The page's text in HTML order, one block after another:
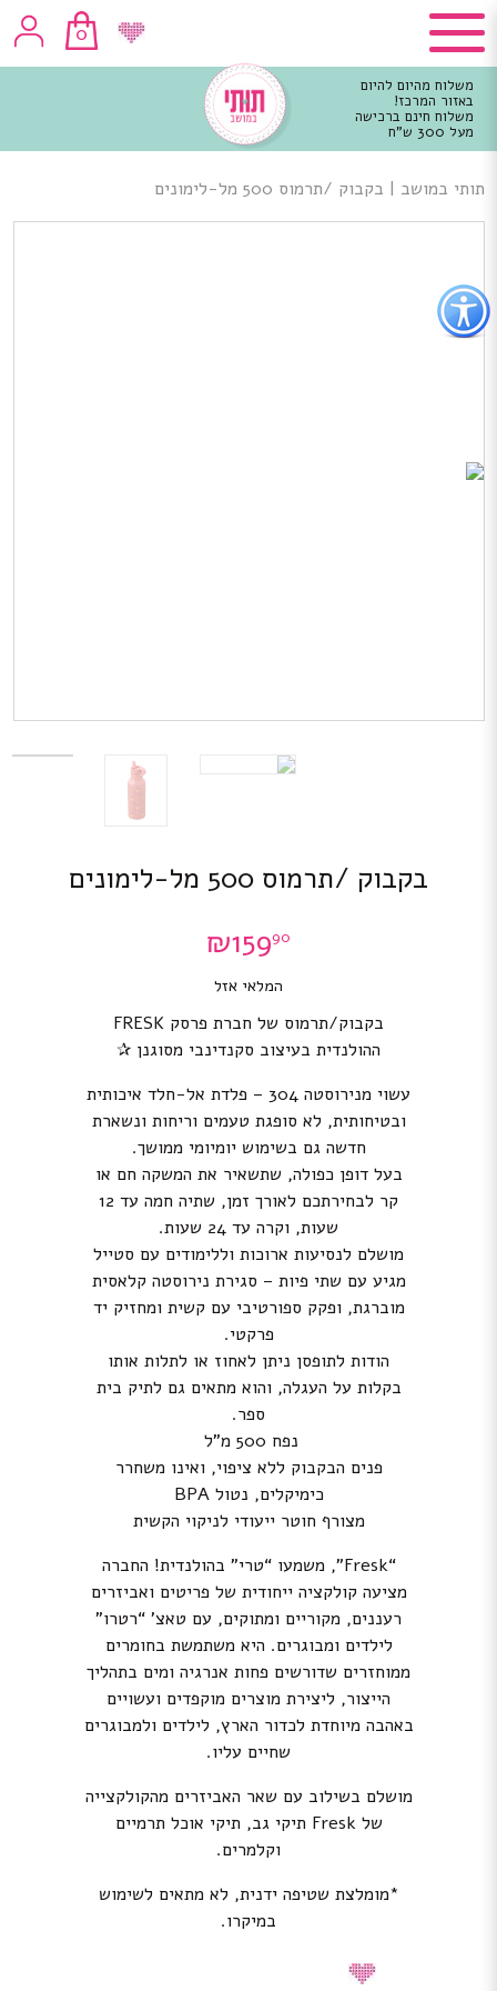
כפתור
לפתיחת
תפריט
נגישות
0
משלוח מהיום להיום
באזור המרכז!
משלוח חינם ברכישה
מעל 300 ש"ח
מרכזי
תותי במושב | בקבוק /תרמוס 500 מל-לימונים
בקבוק /תרמוס 500 מל-לימונים
₪15990
המלאי אזל
בקבוק/תרמוס של חברת פרסק FRESK
ההולנדית בעיצוב סקנדינבי מסוגנן ✰
עשוי מנירוסטה 304 – פלדת אל-חלד איכותית
ובטיחותית, לא סופגת טעמים וריחות ונשארת
חדשה גם בשימוש יומיומי ממושך.
בעל דופן כפולה, שתשאיר את המשקה חם או
קר לבחירתכם לאורך זמן, שתיה חמה עד 12
שעות, וקרה עד 24 שעות.
מושלם לנסיעות ארוכות וללימודים עם סטייל
מגיע עם שתי פיות – סגירת נירוסטה קלאסית
מוברגת, ופקק ספורטיבי עם קשית ומחזיק יד
פרקטי.
הודות לתופסן ניתן לאחוז או לתלות אותו
בקלות על העגלה, והוא מתאים גם לתיק בית
ספר.
נפח 500 מ”ל
פנים הבקבוק ללא ציפוי, ואינו משחרר
כימיקלים, נטול BPA
מצורף חוטר ייעודי לניקוי הקשית
“Fresk”, משמעו “טרי” בהולנדית! החברה
מציעה קולקציה ייחודית של פריטים ואביזרים
רעננים, מקוריים ומתוקים, עם טאצ’ “רטרו”
לילדים ומבוגרים. היא משתמשת בחומרים
ממוחזרים שדורשים פחות אנרגיה ומים בתהליך
הייצור, ליצירת מוצרים מוקפדים ועשויים
באהבה מיוחדת לכדור הארץ, לילדים ולמבוגרים
שחיים עליו.
מושלם בשילוב עם שאר האביזרים מהקולקצייה
שלFresk תיקי גב, תיקי אוכל תרמיים
וקלמרים.
*מומלצת שטיפה ידנית, לא מתאים לשימוש
במיקרו.